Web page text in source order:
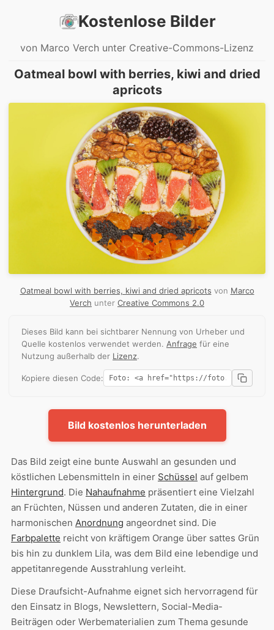
Kostenlose Bilder
von Marco Verch unter Creative-Commons-Lizenz
Oatmeal bowl with berries, kiwi and dried
apricots
Oatmeal bowl with berries, kiwi and dried apricots von Marco
Verch unter Creative Commons 2.0
Dieses Bild kann bei sichtbarer Nennung von Urheber und
Quelle kostenlos verwendet werden. Anfrage für eine
Nutzung außerhalb der Lizenz.
Kopiere diesen Code:
Bild kostenlos herunterladen
Das Bild zeigt eine bunte Auswahl an gesunden und
köstlichen Lebensmitteln in einer Schüssel auf gelbem
Hintergrund. Die Nahaufnahme präsentiert eine Vielzahl
an Früchten, Nüssen und anderen Zutaten, die in einer
harmonischen Anordnung angeordnet sind. Die
Farbpalette reicht von kräftigem Orange über sattes Grün
bis hin zu dunklem Lila, was dem Bild eine lebendige und
appetitanregende Ausstrahlung verleiht.
Diese Draufsicht-Aufnahme eignet sich hervorragend für
den Einsatz in Blogs, Newslettern, Social-Media-
Beiträgen oder Werbematerialien zum Thema gesunde